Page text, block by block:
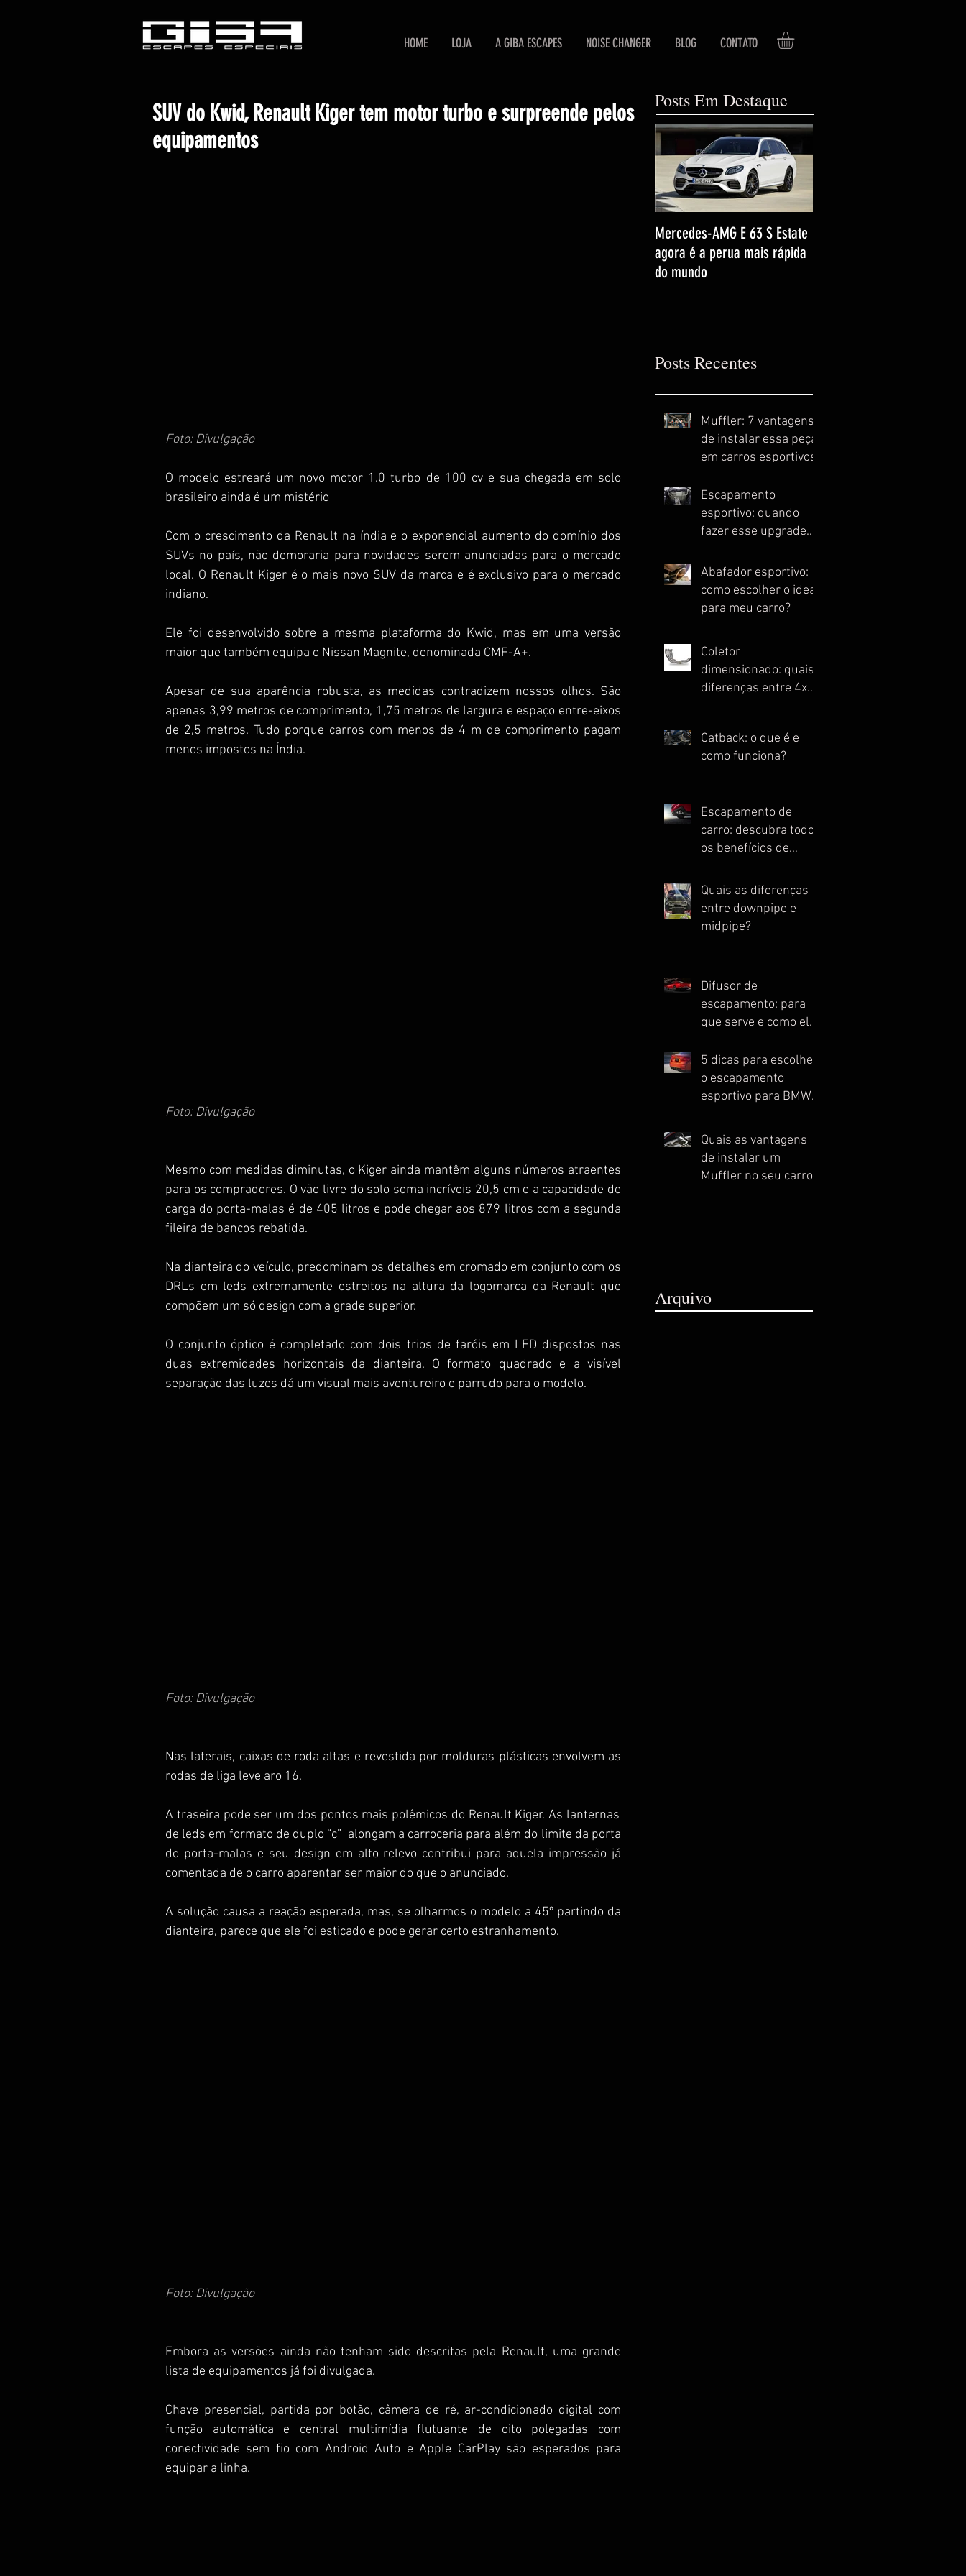
HOME LOJA A GIBA ESCAPES NOISE CHANGER BLOG CONTATO
SUV do Kwid, Renault Kiger tem motor turbo e surpreende pelos
equipamentos
Foto: Divulgação
O modelo estreará um novo motor 1.0 turbo de 100 cv e sua chegada em solo
brasileiro ainda é um mistério
Com o crescimento da Renault na índia e o exponencial aumento do domínio dos
SUVs no país, não demoraria para novidades serem anunciadas para o mercado
local. O Renault Kiger é o mais novo SUV da marca e é exclusivo para o mercado
indiano.
Ele foi desenvolvido sobre a mesma plataforma do Kwid, mas em uma versão
maior que também equipa o Nissan Magnite, denominada CMF-A+.
Apesar de sua aparência robusta, as medidas contradizem nossos olhos. São
apenas 3,99 metros de comprimento, 1,75 metros de largura e espaço entre-eixos
de 2,5 metros. Tudo porque carros com menos de 4 m de comprimento pagam
menos impostos na Índia.
Foto: Divulgação
Mesmo com medidas diminutas, o Kiger ainda mantêm alguns números atraentes
para os compradores. O vão livre do solo soma incríveis 20,5 cm e a capacidade de
carga do porta-malas é de 405 litros e pode chegar aos 879 litros com a segunda
fileira de bancos rebatida.
Na dianteira do veículo, predominam os detalhes em cromado em conjunto com os
DRLs em leds extremamente estreitos na altura da logomarca da Renault que
compõem um só design com a grade superior.
O conjunto óptico é completado com dois trios de faróis em LED dispostos nas
duas extremidades horizontais da dianteira. O formato quadrado e a visível
separação das luzes dá um visual mais aventureiro e parrudo para o modelo.
Foto: Divulgação
Nas laterais, caixas de roda altas e revestida por molduras plásticas envolvem as
rodas de liga leve aro 16.
A traseira pode ser um dos pontos mais polêmicos do Renault Kiger. As lanternas
de leds em formato de duplo “c”  alongam a carroceria para além do limite da porta
do porta-malas e seu design em alto relevo contribui para aquela impressão já
comentada de o carro aparentar ser maior do que o anunciado.
A solução causa a reação esperada, mas, se olharmos o modelo a 45º partindo da
dianteira, parece que ele foi esticado e pode gerar certo estranhamento.
Foto: Divulgação
Embora as versões ainda não tenham sido descritas pela Renault, uma grande
lista de equipamentos já foi divulgada.
Chave presencial, partida por botão, câmera de ré, ar-condicionado digital com
função automática e central multimídia flutuante de oito polegadas com
conectividade sem fio com Android Auto e Apple CarPlay são esperados para
equipar a linha.
Posts Em Destaque
Mercedes-AMG E 63 S Estate
agora é a perua mais rápida
do mundo
Posts Recentes
Muffler: 7 vantagens
de instalar essa peça
em carros esportivos
Escapamento
esportivo: quando
fazer esse upgrade
Abafador esportivo:
como escolher o ideal
para meu carro?
Coletor
dimensionado: quais
diferenças entre 4x1,
Catback: o que é e
como funciona?
Escapamento de
carro: descubra todos
os benefícios de
Quais as diferenças
entre downpipe e
midpipe?
Difusor de
escapamento: para
que serve e como ele
desempenho do seu
automóvel esportivo
5 dicas para escolher
o escapamento
esportivo para BMW
Quais as vantagens
de instalar um
Muffler no seu carro
Arquivo